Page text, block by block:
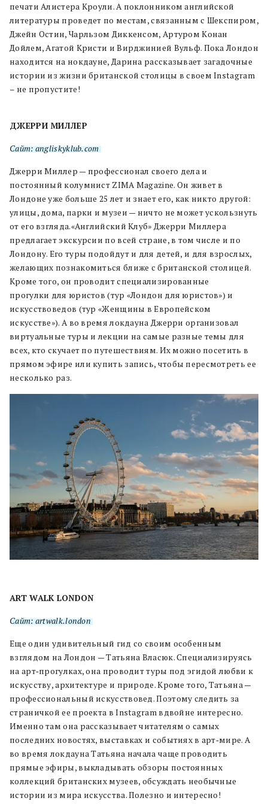
печати Алистера Кроули. А поклонником английской
литературы проведет по местам, связанным с Шекспиром,
Джейн Остин, Чарльзом Диккенсом, Артуром Конан
Дойлем, Агатой Кристи и Вирджинией Вульф. Пока Лондон
находится на нокдауне, Дарина рассказывает загадочные
истории из жизни британской столицы в своем Instagram
– не пропустите!
ДЖЕРРИ МИЛЛЕР
Сайт: angliskyklub.com
Джерри Миллер — профессионал своего дела и
постоянный колумнист ZIMA Magazine. Он живет в
Лондоне уже больше 25 лет и знает его, как никто другой:
улицы, дома, парки и музеи — ничто не может ускользнуть
от его взгляда.«Английский Клуб» Джерри Миллера
предлагает экскурсии по всей стране, в том числе и по
Лондону. Его туры подойдут и для детей, и для взрослых,
желающих познакомиться ближе с британской столицей.
Кроме того, он проводит специализированные
прогулки для юристов (тур «Лондон для юристов») и
искусствоведов (тур «Женщины в Европейском
искусстве»). А во время локдауна Джерри организовал
виртуальные туры и лекции на самые разные темы для
всех, кто скучает по путешествиям. Их можно посетить в
прямом эфире или купить запись, чтобы пересмотреть ее
несколько раз.
ART WALK LONDON
Сайт: artwalk.london
Еще один удивительный гид со своим особенным
взглядом на Лондон — Татьяна Власюк. Специализируясь
на арт‐прогулках, она проводит туры под эгидой любви к
искусству, архитектуре и природе. Кроме того, Татьяна —
профессиональный искусствовед. Поэтому следить за
страничкой ее проекта в Instagram вдвойне интересно.
Именно там она рассказывает читателям о самых
последних новостях, выставках и событиях в арт‐мире. А
во время локдауна Татьяна начала чаще проводить
прямые эфиры, выкладывать обзоры постоянных
коллекций британских музеев, обсуждать необычные
истории из мира искусства. Полезно и интересно!